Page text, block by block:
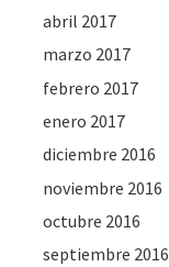
abril 2017
marzo 2017
febrero 2017
enero 2017
diciembre 2016
noviembre 2016
octubre 2016
septiembre 2016